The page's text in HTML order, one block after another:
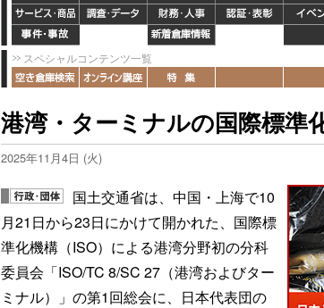
スペシャルコンテンツ一覧
港湾・ターミナルの国際標準
2025年11月4日 (火)
国土交通省は、中国・上海で10
月21日から23日にかけて開かれた、国際標
準化機構（ISO）による港湾分野初の分科
委員会「ISO/TC 8/SC 27（港湾およびター
ミナル）」の第1回総会に、日本代表団の